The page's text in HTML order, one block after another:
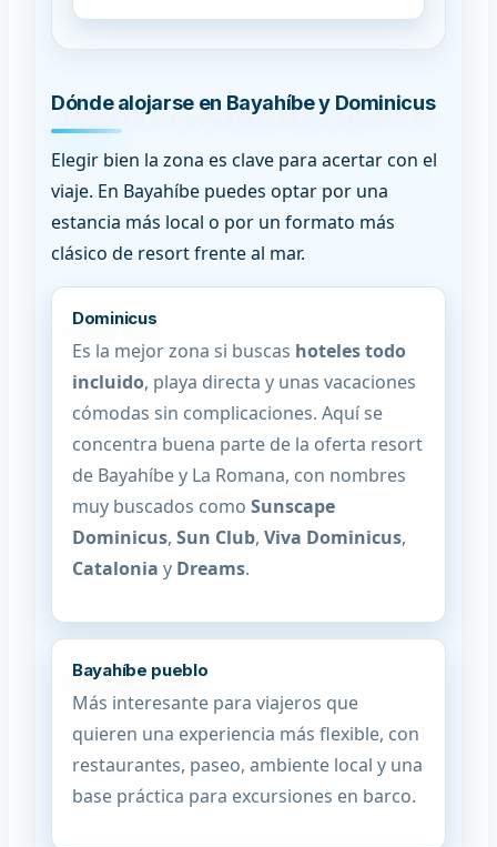
Dónde alojarse en Bayahíbe y Dominicus
Elegir bien la zona es clave para acertar con el
viaje. En Bayahíbe puedes optar por una
estancia más local o por un formato más
clásico de resort frente al mar.
Dominicus
Es la mejor zona si buscas hoteles todo
incluido, playa directa y unas vacaciones
cómodas sin complicaciones. Aquí se
concentra buena parte de la oferta resort
de Bayahíbe y La Romana, con nombres
muy buscados como Sunscape
Dominicus, Sun Club, Viva Dominicus,
Catalonia y Dreams.
Bayahíbe pueblo
Más interesante para viajeros que
quieren una experiencia más flexible, con
restaurantes, paseo, ambiente local y una
base práctica para excursiones en barco.